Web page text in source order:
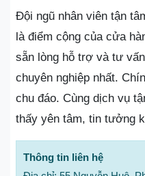
Đội ngũ nhân viên tận
là điểm cộng của cửa
sẵn lòng hỗ trợ và tư
chuyên nghiệp nhất.
chu đáo. Cùng dịch vụ
thấy yên tâm, tin tưởng
Thông tin liên hệ